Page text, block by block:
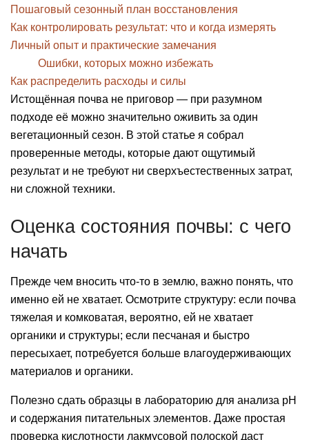
Пошаговый сезонный план восстановления
Как контролировать результат: что и когда измерять
Личный опыт и практические замечания
Ошибки, которых можно избежать
Как распределить расходы и силы
Истощённая почва не приговор — при разумном
подходе её можно значительно оживить за один
вегетационный сезон. В этой статье я собрал
проверенные методы, которые дают ощутимый
результат и не требуют ни сверхъестественных затрат,
ни сложной техники.
Оценка состояния почвы: с чего
начать
Прежде чем вносить что‑то в землю, важно понять, что
именно ей не хватает. Осмотрите структуру: если почва
тяжелая и комковатая, вероятно, ей не хватает
органики и структуры; если песчаная и быстро
пересыхает, потребуется больше влагоудерживающих
материалов и органики.
Полезно сдать образцы в лабораторию для анализа pH
и содержания питательных элементов. Даже простая
проверка кислотности лакмусовой полоской даст